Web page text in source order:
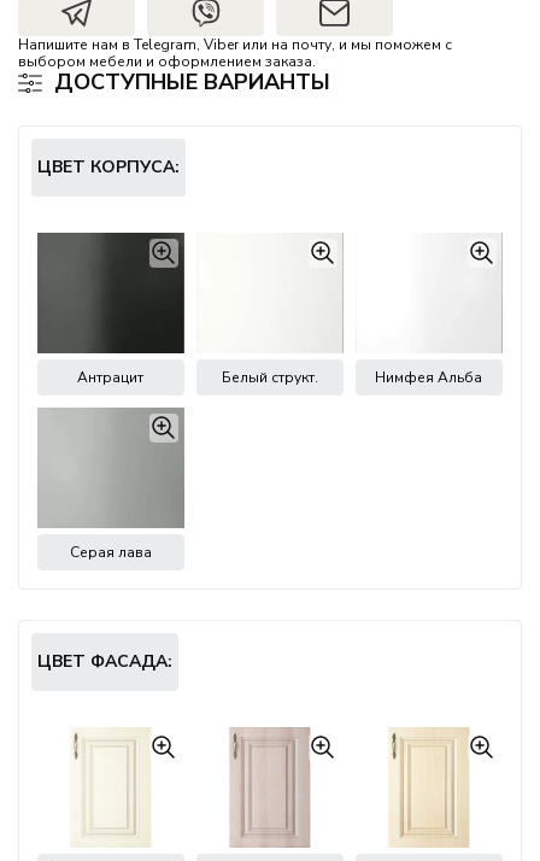
Напишите нам в Telegram, Viber или на почту, и мы поможем с
выбором мебели и оформлением заказа.
ДОСТУПНЫЕ ВАРИАНТЫ
ЦВЕТ КОРПУСА:
Антрацит Белый структ. Нимфея Альба
Серая лава
ЦВЕТ ФАСАДА: